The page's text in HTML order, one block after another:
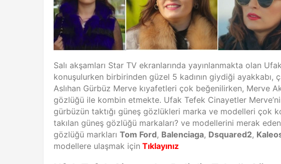
Salı akşamları Star TV ekranlarında yayınlanmakta olan
konuşulurken birbirinden güzel 5 kadının giydiği
Aslıhan Gürbüz Merve kıyafetleri çok beğenilirken, Merve
gözlüğü ile kombin etmekte. Ufak Tefek Cinayetler
gürbüzün taktığı güneş gözlükleri marka ve modelleri çok
takılan güneş gözlüğü markaları? ve modellerini merak
gözlüğü markları Tom Ford, Balenciaga, Dsquared2,
modellere ulaşmak için Tıklayınız